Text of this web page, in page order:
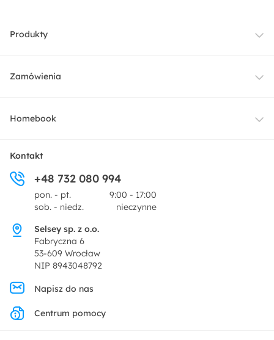
Produkty
Meble
Dekoracje i akcesoria
Promocje
Zamówienia
Dostawa
Zwroty
Pytania i odpowiedzi
Homebook
O nas
Centrum prasowe
Regulamin
Polityka prywatności
Ustawienia prywatności
Kontakt
+48 732 080 994
pon. - pt.
9:00 - 17:00
sob. - niedz.
nieczynne
Selsey sp. z o.o.
Fabryczna 6
53-609 Wrocław
NIP 8943048792
Napisz do nas
Centrum pomocy